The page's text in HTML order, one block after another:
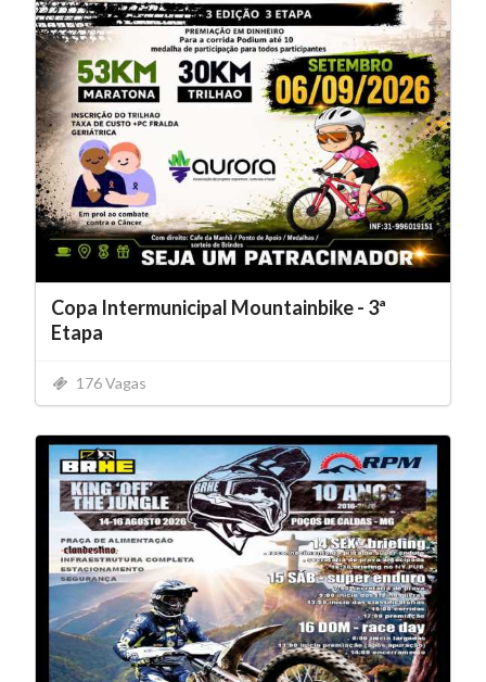
Copa Intermunicipal Mountainbike - 3ª
Etapa
176 Vagas